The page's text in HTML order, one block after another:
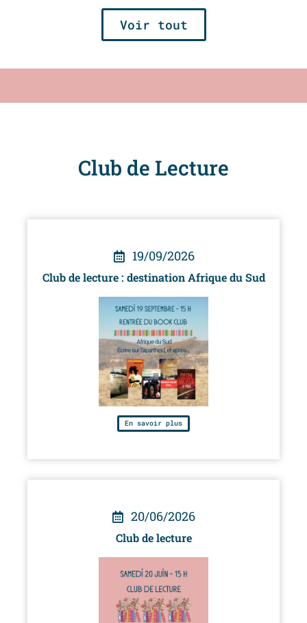
Voir tout
Club de Lecture
19/09/2026
Club de lecture : destination Afrique du Sud
En savoir plus
20/06/2026
Club de lecture